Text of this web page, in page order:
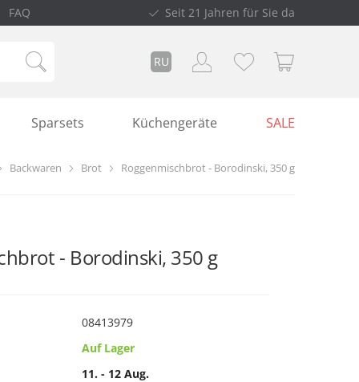
FAQ Seit 21 Jahren für Sie da
RU
Sparsets Küchengeräte SALE
Backwaren Brot Roggenmischbrot - Borodinski, 350 g
- Borodinski, 350 g
08413979
Auf Lager
11. - 12 Aug.